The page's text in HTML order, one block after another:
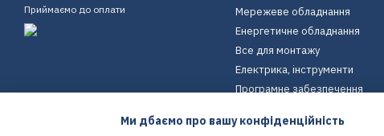
Приймаємо до оплати
Мережеве обладнання
Енергетичне обладнання
Все для монтажу
Електрика, інструменти
Програмне забезпечення
Екіпірування
Ми дбаємо про вашу конфіденційність